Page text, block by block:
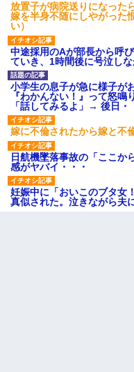
放置子が病院送りになっ
嫁を半身不随にしやがった
い）
中途採用のAが部長から呼
ていき、1時間後に号泣し
小学生の息子が急に様子が
『わかんない！』って怒
「話してみるよ」→ 後日・
嫁に不倫されたから嫁と不
日航機墜落事故の「ここか
感がヤバイ・・・
妊娠中に「おいこのブタ女
真似された。泣きながら夫